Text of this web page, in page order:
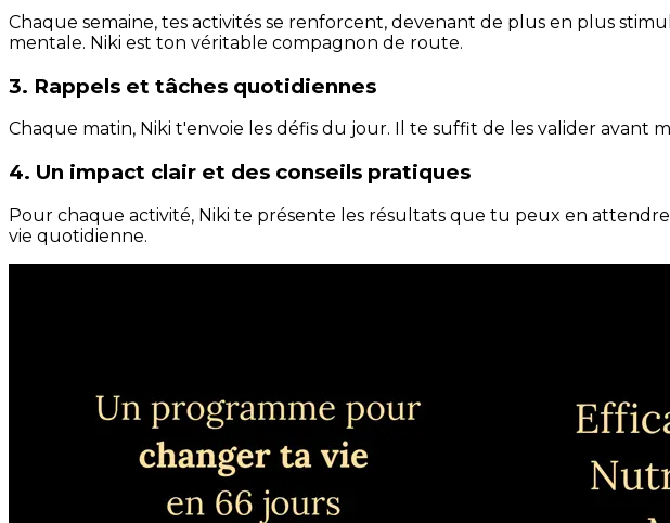
Chaque semaine, tes activités se renforcent, devenant de plus en plus
mentale. Niki est ton véritable compagnon de route.
3. Rappels et tâches quotidiennes
Chaque matin, Niki t'envoie les défis du jour. Il te suffit de les valider avant
4. Un impact clair et des conseils pratiques
Pour chaque activité, Niki te présente les résultats que tu peux en
vie quotidienne.